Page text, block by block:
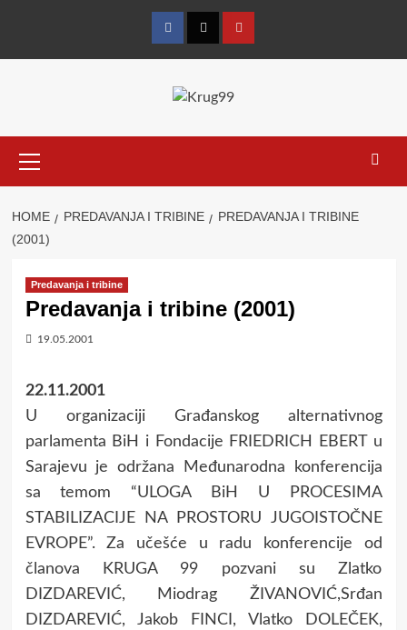
FacebookTwitterYouTube
Menu
HOME PREDAVANJA I TRIBINE
PREDAVANJA I TRIBINE
(2001)
Predavanja i tribine
Predavanja i tribine (2001)
19.05.2001
22.11.2001
U organizaciji Građanskog alternativnog
parlamenta BiH i Fondacije FRIEDRICH EBERT u
Sarajevu je održana Međunarodna konferencija
sa temom “ULOGA BiH U PROCESIMA
STABILIZACIJE NA PROSTORU JUGOISTOČNE
EVROPE”. Za učešće u radu konferencije od
članova KRUGA 99 pozvani su Zlatko
DIZDAREVIĆ, Miodrag ŽIVANOVIĆ,Srđan
DIZDAREVIĆ, Jakob FINCI, Vlatko DOLEČEK,